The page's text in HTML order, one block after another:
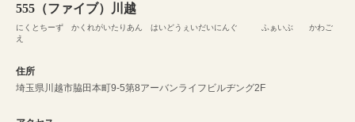
555（ファイブ）川越
にくとちーず かくれがいたりあん はいどうぇいだいにんぐ ふぁいぶ かわご
え
住所
埼玉県川越市脇田本町9-5第8アーバンライフビルヂング2F